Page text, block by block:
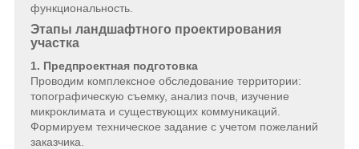
функциональность.
Этапы ландшафтного проектирования
участка
1. Предпроектная подготовка
Проводим комплексное обследование территории:
топографическую съемку, анализ почв, изучение
микроклимата и существующих коммуникаций.
Формируем техническое задание с учетом пожеланий
заказчика.